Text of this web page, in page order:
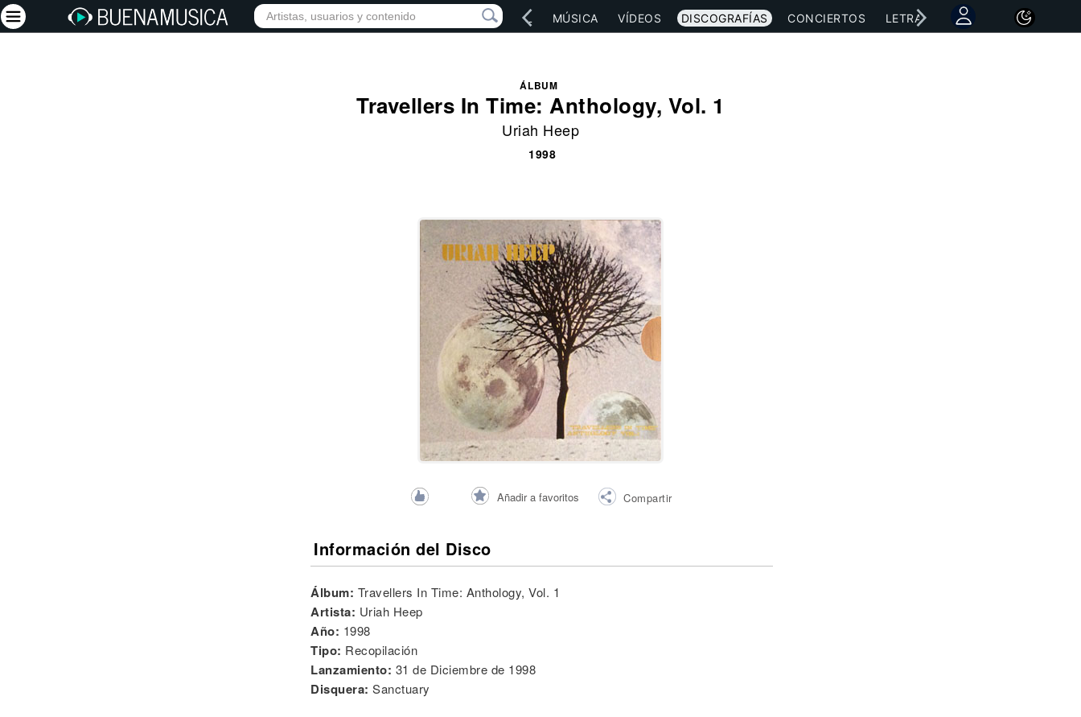
INICIO ARTISTAS RED SOCIAL MÚSICA VÍDEOS DISCOGRAFÍAS CONCIERTOS LETRAS NOTICIAS
ÁLBUM
Travellers In Time: Anthology, Vol. 1
Uriah Heep
1998
Añadir a favoritos Compartir
Información del Disco
Álbum: Travellers In Time: Anthology, Vol. 1
Artista: Uriah Heep
Año: 1998
Tipo: Recopilación
Lanzamiento: 31 de Diciembre de 1998
Disquera:Sanctuary